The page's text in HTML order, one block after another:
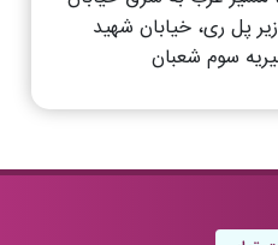
پل ری، خیابان شهید
سوم شعبان